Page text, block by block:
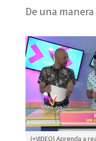
De una